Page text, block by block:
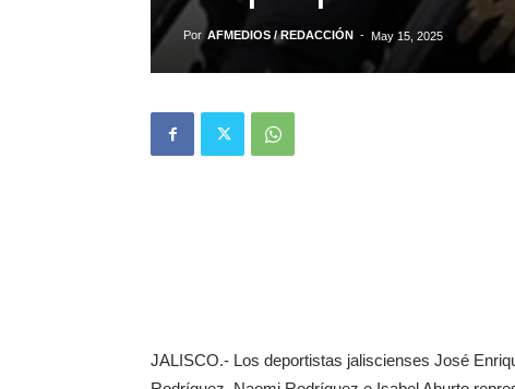
Por AFMEDIOS / REDACCIÓN - May 15, 2025
JALISCO.- Los deportistas jaliscienses José